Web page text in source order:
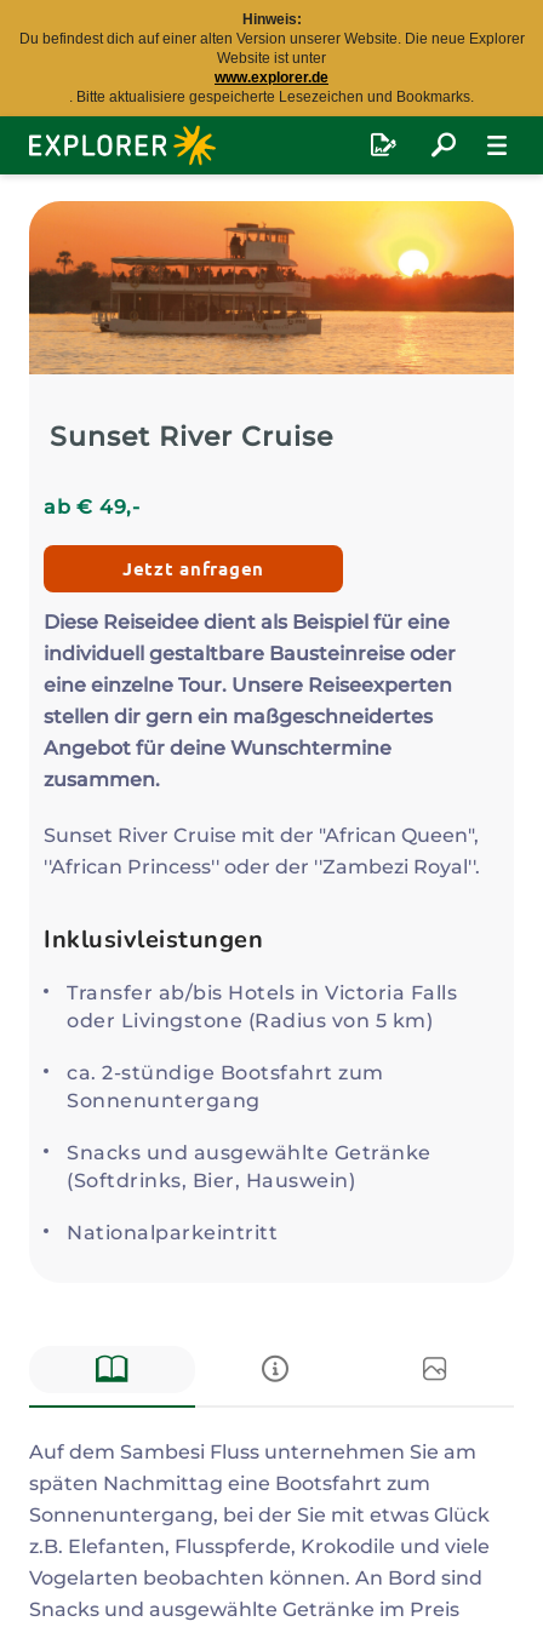
Hinweis:
Du befindest dich auf einer alten Version unserer Website. Die neue Explorer
Website ist unter
www.explorer.de
. Bitte aktualisiere gespeicherte Lesezeichen und Bookmarks.
Explorer
Fernreisen
Sunset River Cruise
ab€ 49,-
Jetzt anfragen
Diese Reiseidee dient als Beispiel für eine
individuell gestaltbare Bausteinreise oder
eine einzelne Tour. Unsere Reiseexperten
stellen dir gern ein maßgeschneidertes
Angebot für deine Wunschtermine
zusammen.
Sunset River Cruise mit der "African Queen",
''African Princess'' oder der ''Zambezi Royal''.
Inklusivleistungen
Transfer ab/bis Hotels in Victoria Falls
oder Livingstone (Radius von 5 km)
ca. 2-stündige Bootsfahrt zum
Sonnenuntergang
Snacks und ausgewählte Getränke
(Softdrinks, Bier, Hauswein)
Nationalparkeintritt
Beschreibung
Auf dem Sambesi Fluss unternehmen Sie am
späten Nachmittag eine Bootsfahrt zum
Sonnenuntergang, bei der Sie mit etwas Glück
z.B. Elefanten, Flusspferde, Krokodile und viele
Vogelarten beobachten können. An Bord sind
Snacks und ausgewählte Getränke im Preis